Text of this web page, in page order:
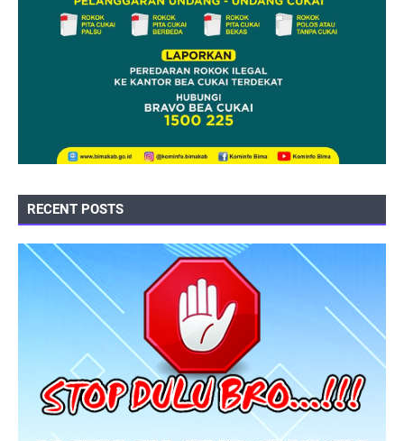
RECENT POSTS